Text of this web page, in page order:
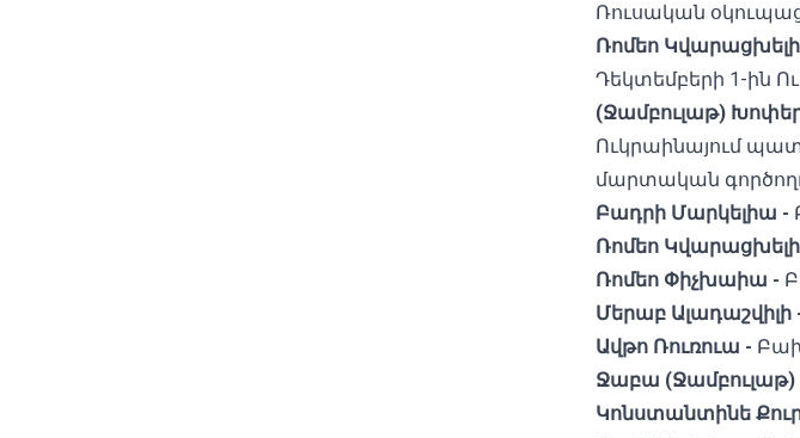
Ռուսական
Ռոմեո
Դեկտեմբերի 1-ին
(Ջամբուլաթ)
Ուկրաինայում
մարտական
Բադրի Մարկելիա -
Ռոմեո
Ռոմեո Փիչխաիա -
Մերաբ Ալադաշվիլի
Ավթո Ռուռուա -
Ջաբա (Ջամբուլաթ)
Կոնստանտինե